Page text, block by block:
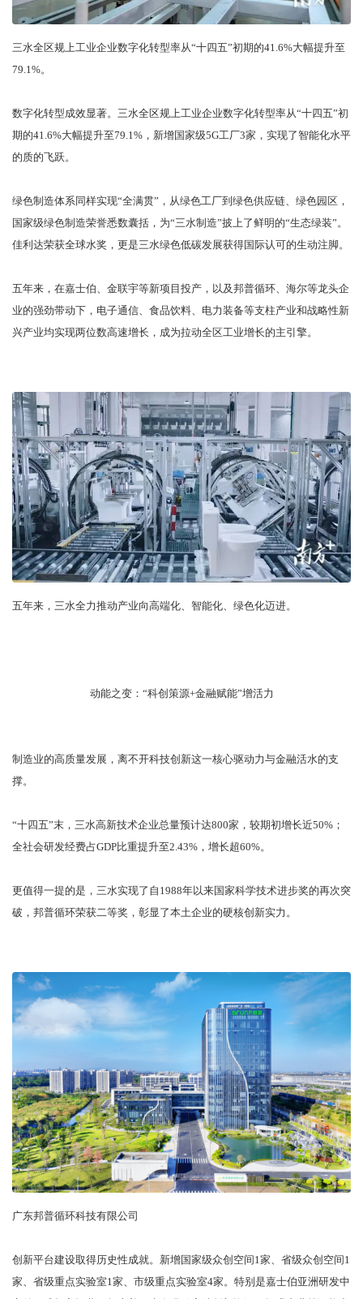
三水全区规上工业企业数字化转型率从“十四五”初期的41.6%大幅提升至
79.1%。
数字化转型成效显著。三水全区规上工业企业数字化转型率从“十四五”初
期的41.6%大幅提升至79.1%，新增国家级5G工厂3家，实现了智能化水平
的质的飞跃。
绿色制造体系同样实现“全满贯”，从绿色工厂到绿色供应链、绿色园区，
国家级绿色制造荣誉悉数囊括，为“三水制造”披上了鲜明的“生态绿装”。
佳利达荣获全球水奖，更是三水绿色低碳发展获得国际认可的生动注脚。
五年来，在嘉士伯、金联宇等新项目投产，以及邦普循环、海尔等龙头企
业的强劲带动下，电子通信、食品饮料、电力装备等支柱产业和战略性新
兴产业均实现两位数高速增长，成为拉动全区工业增长的主引擎。
五年来，三水全力推动产业向高端化、智能化、绿色化迈进。
动能之变：“科创策源+金融赋能”增活力
制造业的高质量发展，离不开科技创新这一核心驱动力与金融活水的支
撑。
“十四五”末，三水高新技术企业总量预计达800家，较期初增长近50%；
全社会研发经费占GDP比重提升至2.43%，增长超60%。
更值得一提的是，三水实现了自1988年以来国家科学技术进步奖的再次突
破，邦普循环荣获二等奖，彰显了本土企业的硬核创新实力。
广东邦普循环科技有限公司
创新平台建设取得历史性成就。新增国家级众创空间1家、省级众创空间1
家、省级重点实验室1家、市级重点实验室4家。特别是嘉士伯亚洲研发中